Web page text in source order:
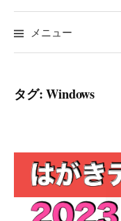
メニュー
タグ:Windows